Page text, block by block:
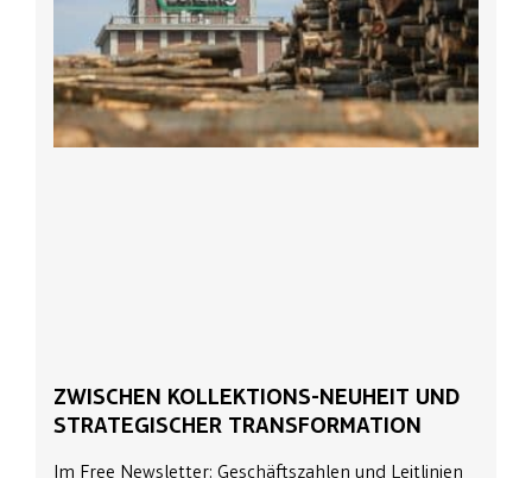
ZWISCHEN KOLLEKTIONS-NEUHEIT UND
STRATEGISCHER TRANSFORMATION
Im Free Newsletter: Geschäftszahlen und Leitlinien